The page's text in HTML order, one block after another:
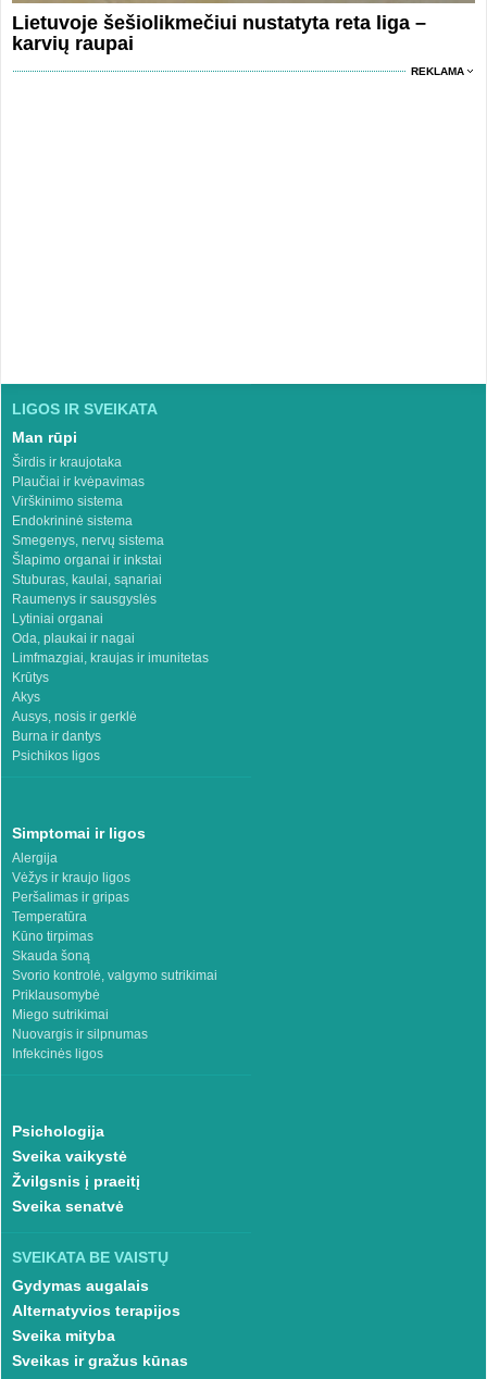
Lietuvoje šešiolikmečiui nustatyta reta liga –
karvių raupai
REKLAMA
LIGOS IR SVEIKATA
Man rūpi
Širdis ir kraujotaka
Plaučiai ir kvėpavimas
Virškinimo sistema
Endokrininė sistema
Smegenys, nervų sistema
Šlapimo organai ir inkstai
Stuburas, kaulai, sąnariai
Raumenys ir sausgyslės
Lytiniai organai
Oda, plaukai ir nagai
Limfmazgiai, kraujas ir imunitetas
Krūtys
Akys
Ausys, nosis ir gerklė
Burna ir dantys
Psichikos ligos
Simptomai ir ligos
Alergija
Vėžys ir kraujo ligos
Peršalimas ir gripas
Temperatūra
Kūno tirpimas
Skauda šoną
Svorio kontrolė, valgymo sutrikimai
Priklausomybė
Miego sutrikimai
Nuovargis ir silpnumas
Infekcinės ligos
Psichologija
Sveika vaikystė
Žvilgsnis į praeitį
Sveika senatvė
SVEIKATA BE VAISTŲ
Gydymas augalais
Alternatyvios terapijos
Sveika mityba
Sveikas ir gražus kūnas